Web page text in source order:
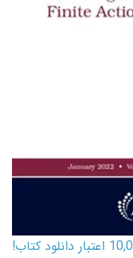
کارت اعتباری کتاب دانلود با 10,000,000 اعتبار دانلود کتاب!